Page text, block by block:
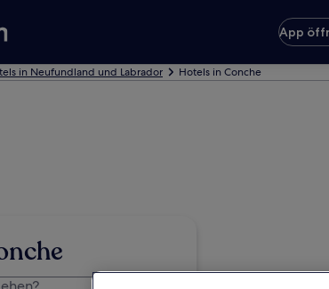
App
in Neufundland und Labrador Hotels in Conche